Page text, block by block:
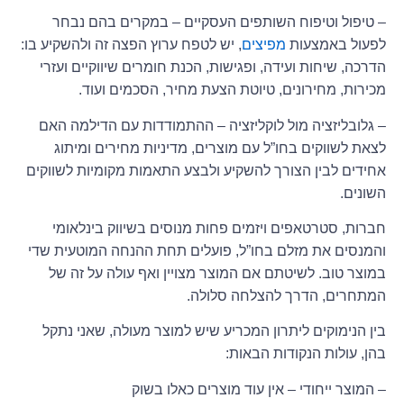
– טיפול וטיפוח השותפים העסקיים – במקרים בהם נבחר
לפעול באמצעות מפיצים, יש לטפח ערוץ הפצה זה ולהשקיע בו:
הדרכה, שיחות ועידה, ופגישות, הכנת חומרים שיווקיים ועזרי
מכירות, מחירונים, טיוטת הצעת מחיר, הסכמים ועוד.
– גלובליזציה מול לוקליזציה – ההתמודדות עם הדילמה האם
לצאת לשווקים בחו”ל עם מוצרים, מדיניות מחירים ומיתוג
אחידים לבין הצורך להשקיע ולבצע התאמות מקומיות לשווקים
השונים.
חברות, סטרטאפים ויזמים פחות מנוסים בשיווק בינלאומי
והמנסים את מזלם בחו”ל, פועלים תחת ההנחה המוטעית שדי
במוצר טוב. לשיטתם אם המוצר מצויין ואף עולה על זה של
המתחרים, הדרך להצלחה סלולה.
בין הנימוקים ליתרון המכריע שיש למוצר מעולה, שאני נתקל
בהן, עולות הנקודות הבאות:
– המוצר ייחודי – אין עוד מוצרים כאלו בשוק